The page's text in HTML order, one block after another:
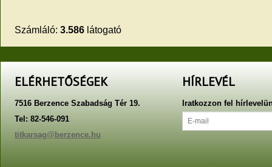
Számláló: 3.586látogató
ELÉRHETŐSÉGEK
7516 Berzence Szabadság Tér 19.
Tel: 82-546-091
titkarsag@berzence.hu
HÍRLEVÉL
Iratkozzon fel